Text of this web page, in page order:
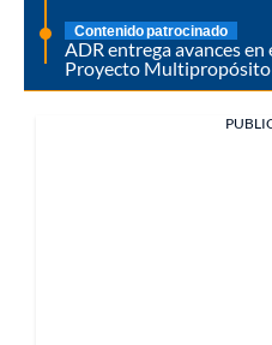
Contenido patrocinado
ADR entrega avances
Proyecto Multipropósito